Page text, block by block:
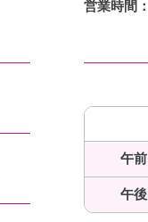
営業時間：
午前
午後